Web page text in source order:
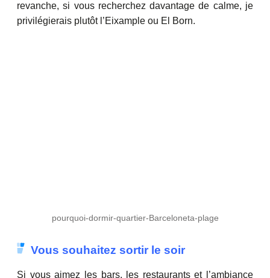
revanche, si vous recherchez davantage de calme, je
privilégierais plutôt l’Eixample ou El Born.
pourquoi-dormir-quartier-Barceloneta-plage
Vous souhaitez sortir le soir
Si vous aimez les bars, les restaurants et l’ambiance